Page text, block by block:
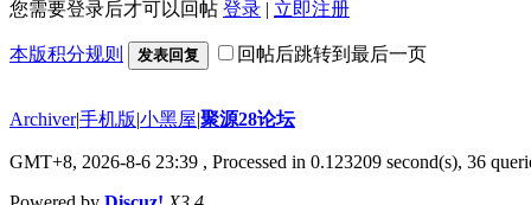
您需要登录后才可以回帖 登录 | 立即注册
本版积分规则 发表回复 回帖后跳转到最后一页
Archiver|手机版|小黑屋|聚源28论坛
GMT+8, 2026-8-6 23:39 , Processed in 0.123209 second(s), 36